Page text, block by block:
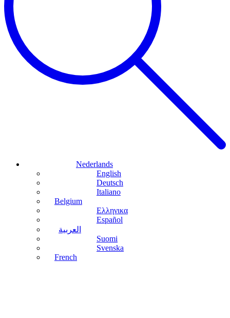
Nederlands
English
Deutsch
Italiano
Belgium
Ελληνικα
Español
العربية
Suomi
Svenska
French